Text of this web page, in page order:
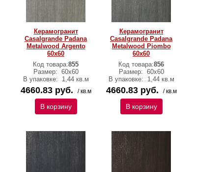
Керамогранит
Casalgrande Padana
Metalwood Argento
60х60
Код товара:855
Размер: 60х60
В упаковке:
1,44 кв.м
4660.83 руб. / кв.м
В корзину
Керамогранит
Casalgrande Padana
Metalwood Piombo
60х60
Код товара:856
Размер: 60х60
В упаковке:
1,44 кв.м
4660.83 руб. / кв.м
В корзину